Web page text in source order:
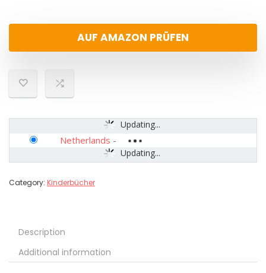
AUF AMAZON PRÜFEN
Updating...
Updating...
Netherlands -
Category: Kinderbücher
Description
Additional information